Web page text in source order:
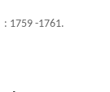
: 1759 -1761.